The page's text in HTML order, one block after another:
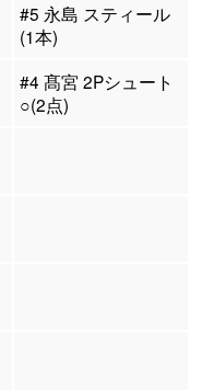
#5 永島 スティール
(1本)
#4 髙宮 2Pシュート
○(2点)